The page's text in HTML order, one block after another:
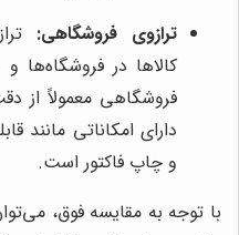
ترازوی فروشگاهی:
کالاها در فروشگاه‌ها
فروشگاهی معمولاً از
دارای امکاناتی مانند
و چاپ فاکتور است.
با توجه به مقایسه فوق،